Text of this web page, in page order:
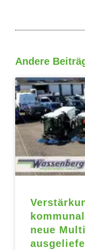
Andere
neue